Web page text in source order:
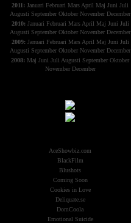
2011: Januari Februari Mars April Maj Juni Juli
Augusti September Oktober November December
2010: Januari Februari Mars April Maj Juni Juli
Augusti September Oktober November December
2009: Januari Februari Mars April Maj Juni Juli
Augusti September Oktober November December
2008: Maj Juni Juli Augusti September Oktober
November December
AceShowbiz.com
BlackFilm
Blushots
Coming Soon
Cookies in Love
Deliquate.se
DomCoola
Emotional Suicide